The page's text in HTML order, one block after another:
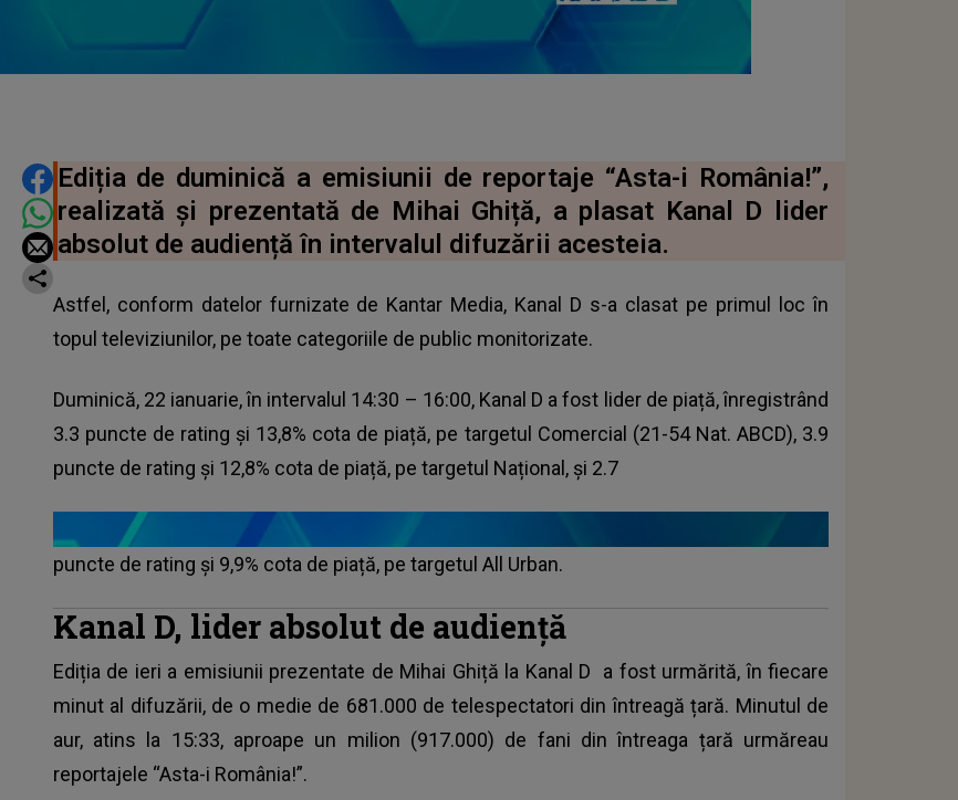
DISTRIBUIE ARTICOLUL
Ediția de duminică a emisiunii de reportaje “Asta-i România!”,
realizată și prezentată de Mihai Ghiță, a plasat Kanal D lider
absolut de audiență în intervalul difuzării acesteia.
Astfel, conform datelor furnizate de Kantar Media, Kanal D s-a clasat pe primul loc în
topul televiziunilor, pe toate categoriile de public monitorizate.
Duminică, 22 ianuarie, în intervalul 14:30 – 16:00, Kanal D a fost lider de piață, înregistrând
3.3 puncte de rating și 13,8% cota de piață, pe targetul Comercial (21-54 Nat. ABCD), 3.9
puncte de rating și 12,8% cota de piață, pe targetul Național, și 2.7
puncte de rating și 9,9% cota de piață, pe targetul All Urban.
Kanal D, lider absolut de audiență
Ediția de ieri a emisiunii prezentate de Mihai Ghiță la Kanal D
a fost urmărită, în fiecare
minut al difuzării, de o medie de 681.000 de telespectatori din întreagă țară. Minutul de
aur, atins la 15:33, aproape un milion (917.000) de fani din întreaga țară urmăreau
reportajele “Asta-i România!”.